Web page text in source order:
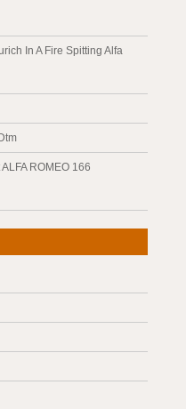
In A Fire Spitting Alfa
ROMEO 166